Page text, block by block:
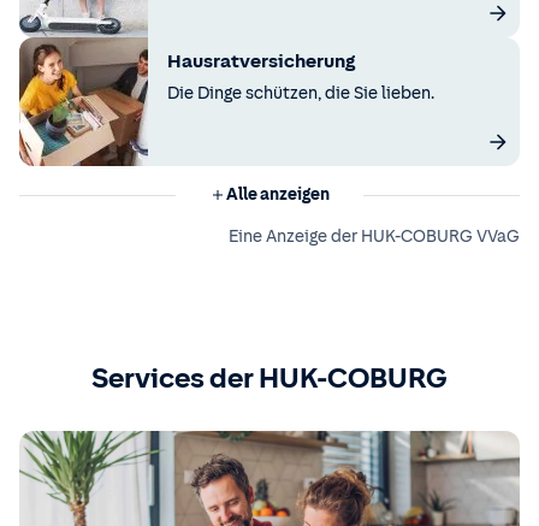
Hausratversicherung
Die Dinge schützen, die Sie lieben.
Alle anzeigen
Eine Anzeige der HUK-COBURG VVaG
Services der HUK-COBURG